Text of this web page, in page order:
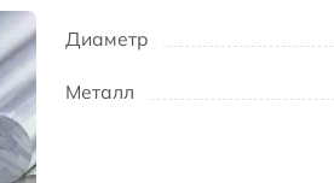
Диаметр
Металл